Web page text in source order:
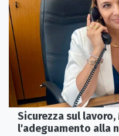
Sicurezza sul
l'adeguamento alla